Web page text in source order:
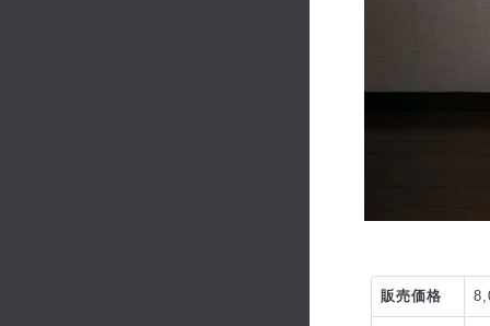
販売価格